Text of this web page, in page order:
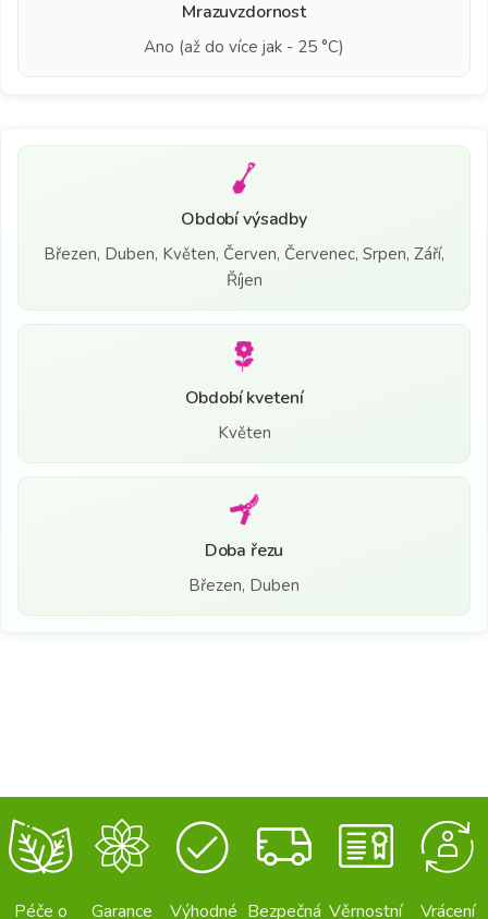
Mrazuvzdornost
Ano (až do více jak - 25 °C)
Období výsadby
Březen, Duben, Květen, Červen, Červenec, Srpen, Září,
Říjen
Období kvetení
Květen
Doba řezu
Březen, Duben
Péče o
Garance
Výhodné Bezpečná Věrnostní
Vrácení